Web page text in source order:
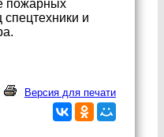
пожарных
и
Версия для печати